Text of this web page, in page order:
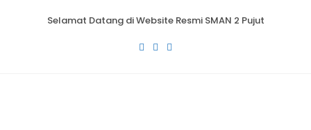
Selamat Datang di Website Resmi SMAN 2 Pujut